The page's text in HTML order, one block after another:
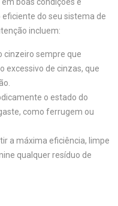
do seu sistema de
incluem:
cinzeiro sempre que
excessivo de cinzas, que
o estado do
como ferrugem ou
a máxima eficiência, limpe
qualquer resíduo de